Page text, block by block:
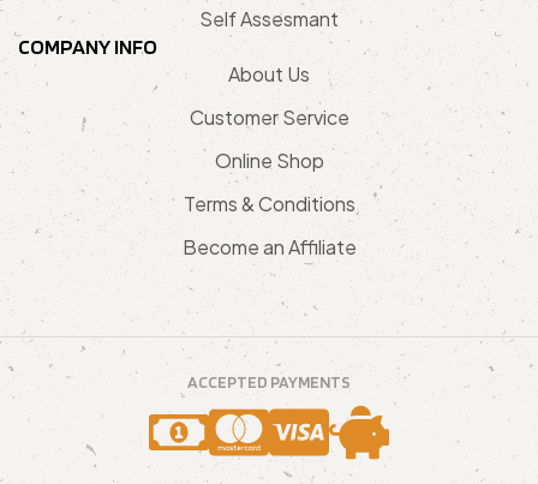
Self Assesmant
COMPANY INFO
About Us
Customer Service
Online Shop
Terms & Conditions
Become an Affiliate
ACCEPTED PAYMENTS